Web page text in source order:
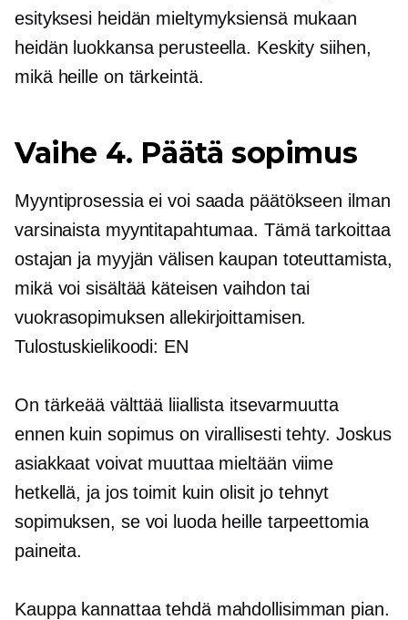
esityksesi heidän mieltymyksiensä mukaan
heidän luokkansa perusteella. Keskity siihen,
mikä heille on tärkeintä.
Vaihe 4. Päätä sopimus
Myyntiprosessia ei voi saada päätökseen ilman
varsinaista myyntitapahtumaa. Tämä tarkoittaa
ostajan ja myyjän välisen kaupan toteuttamista,
mikä voi sisältää käteisen vaihdon tai
vuokrasopimuksen allekirjoittamisen.
Tulostuskielikoodi: EN
On tärkeää välttää liiallista itsevarmuutta
ennen kuin sopimus on virallisesti tehty. Joskus
asiakkaat voivat muuttaa mieltään viime
hetkellä, ja jos toimit kuin olisit jo tehnyt
sopimuksen, se voi luoda heille tarpeettomia
paineita.
Kauppa kannattaa tehdä mahdollisimman pian.